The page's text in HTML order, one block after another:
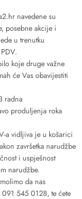
navedene su
posebne akcije i
u trenutku
koje druge važne
će Vas obavijestiti
radna
produljenja roka
a vidljiva je u košarici
završetka narudžbe
i uspješnost
narudžbe.
da nas
545 0128, te ćete